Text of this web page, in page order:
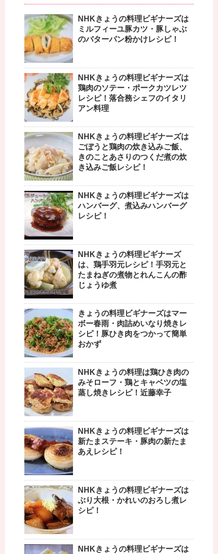
NHKきょうの料理ビギナーズは
ミルフィーユ豚カツ・豚しゃぶ
のバターパン粉かけレシピ！
NHKきょうの料理ビギナーズは
鶏肉のソテー・ポークカツレツ
レシピ！落合務シェフのイタリ
アン料理
NHKきょうの料理ビギナーズは
ごぼうと鶏肉の炊き込みご飯、
きのことあさりのつくだ煮の炊
き込みご飯レシピ！
NHKきょうの料理ビギナーズは
ハンバーグ、煮込みハンバーグ
レシピ！
NHKきょうの料理ビギナーズ
は、鶏手羽元レシピ！手羽元と
たまねぎの煮物とれんこんの酢
じょうゆ煮
きょうの料理ビギナーズはマー
ボー春雨・肉詰めいなり焼きレ
シピ！豚ひき肉をつかって簡単
おかず
NHKきょうの料理は鶏ひき肉の
みそローフ・鶏とキャベツの塩
蒸し焼きレシピ！近藤幸子
NHKきょうの料理ビギナーズは
新たまステーキ・豚肉の新たま
あえレシピ！
NHKきょうの料理ビギナーズは
ぶり大根・かれいのおろし煮レ
シピ！
NHKきょうの料理ビギナーズは